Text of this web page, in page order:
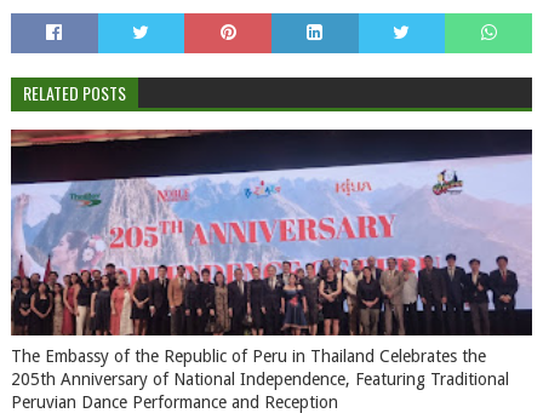
RELATED POSTS
The Embassy of the Republic of Peru in Thailand Celebrates the
205th Anniversary of National Independence, Featuring Traditional
Peruvian Dance Performance and Reception